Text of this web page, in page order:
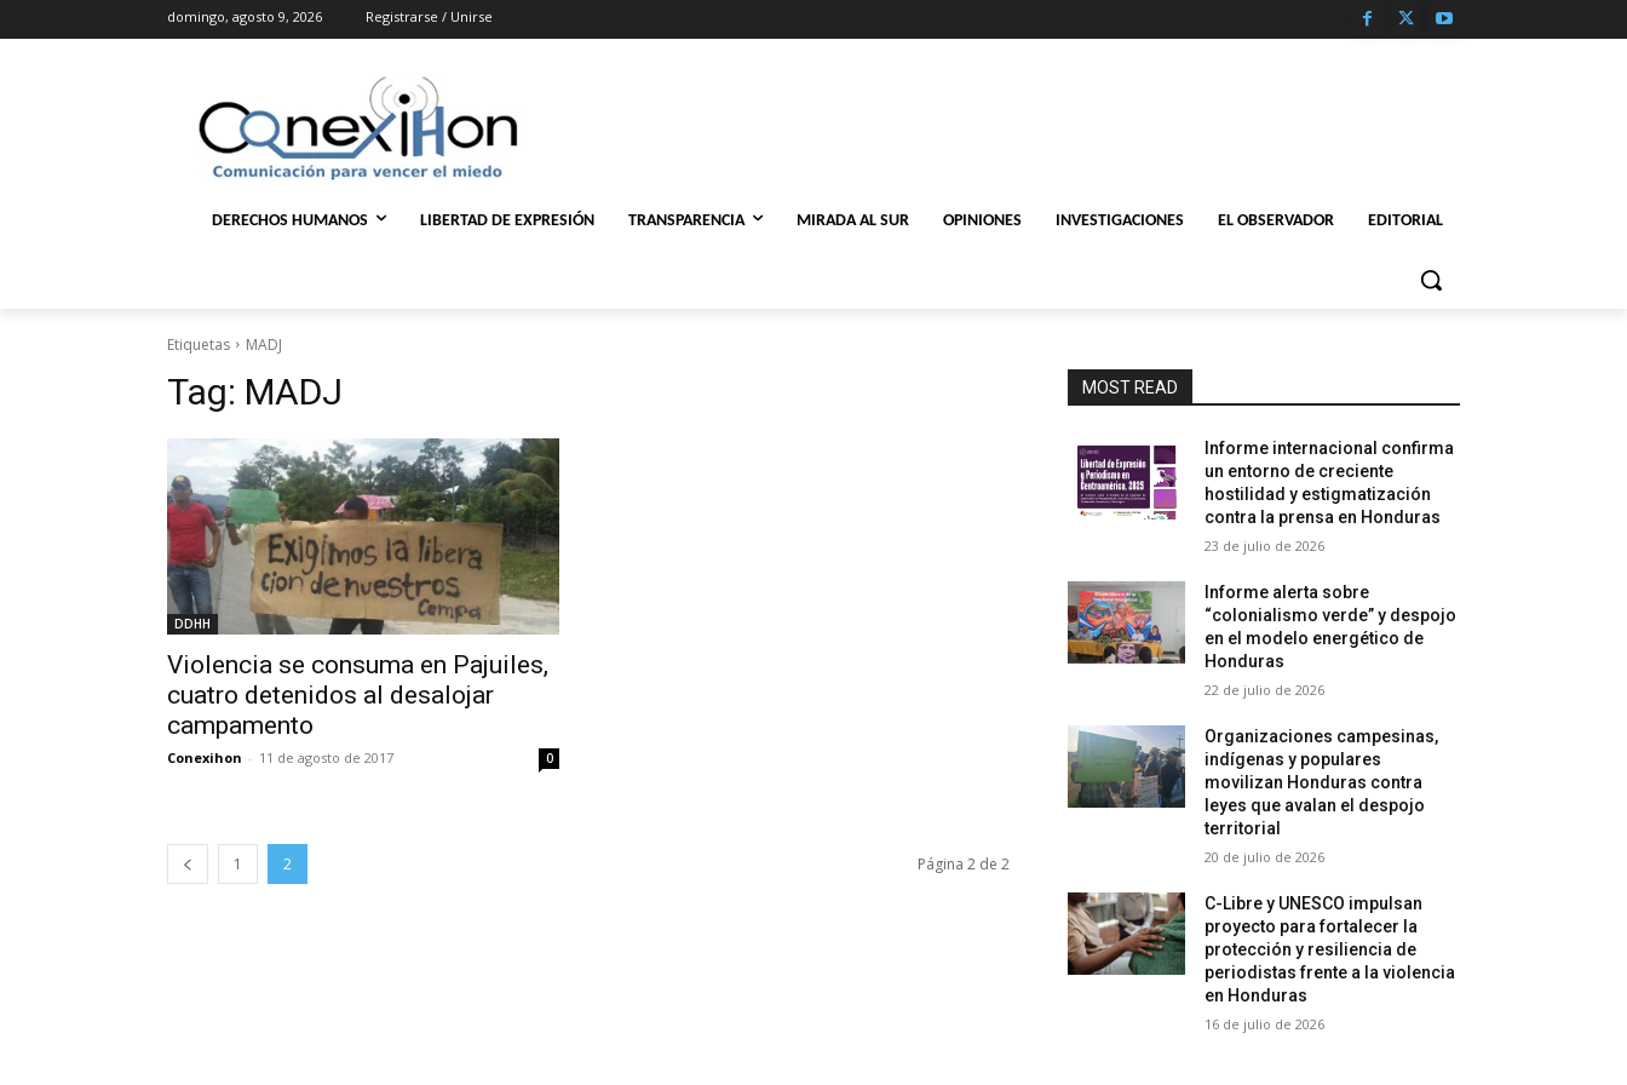
domingo, agosto 9, 2026 Registrarse / Unirse
DERECHOS HUMANOS LIBERTAD DE EXPRESIÓN TRANSPARENCIA MIRADA AL SUR OPINIONES INVESTIGACIONES EL OBSERVADOR EDITORIAL
Etiquetas MADJ
Tag: MADJ
DDHH
Violencia se consuma en Pajuiles,
cuatro detenidos al desalojar
campamento
Conexihon - 11 de agosto de 2017 0
1 2 Página 2 de 2
MOST READ
Informe internacional confirma
un entorno de creciente
hostilidad y estigmatización
contra la prensa en Honduras
23 de julio de 2026
Informe alerta sobre
“colonialismo verde” y despojo
en el modelo energético de
Honduras
22 de julio de 2026
Organizaciones campesinas,
indígenas y populares
movilizan Honduras contra
leyes que avalan el despojo
territorial
20 de julio de 2026
C-Libre y UNESCO impulsan
proyecto para fortalecer la
protección y resiliencia de
periodistas frente a la violencia
en Honduras
16 de julio de 2026